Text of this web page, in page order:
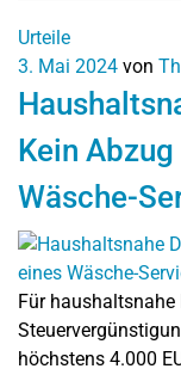
Urteile
3. Mai 2024 von
Kein
Wäsche-
Für
höchstens 4.000